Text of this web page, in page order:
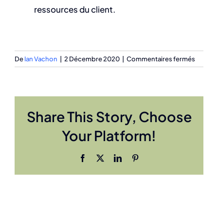
ressources du client.
DeIan Vachon 2 Décembre 2020 Commentaires fermés
Share This Story, Choose
Your Platform!
Facebook LinkedIn